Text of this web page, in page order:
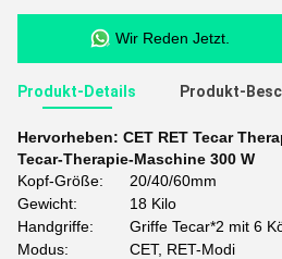
Wir Reden Jetzt.
Produkt-Details Produkt-
Hervorheben: CET RET Tecar
Tecar-Therapie-Maschine 300 W
Kopf-Größe:
20/40/60mm
Gewicht:
18 Kilo
Handgriffe:
Griffe Tecar*2 mit 6
Modus:
CET, RET-Modi